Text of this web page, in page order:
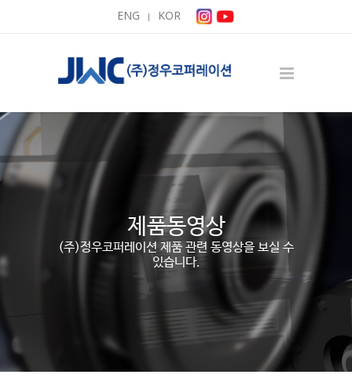
ENG KOR
제품동영상
(주)정우코퍼레이션 제품 관련 동영상을 보실 수
있습니다.